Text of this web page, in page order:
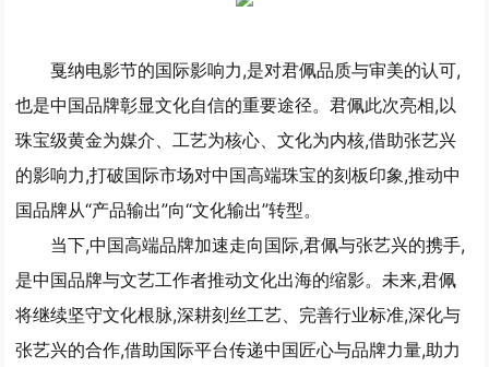
戛纳电影节的国际影响力,是对君佩品质与审美的认可,
也是中国品牌彰显文化自信的重要途径。君佩此次亮相,以
珠宝级黄金为媒介、工艺为核心、文化为内核,借助张艺兴
的影响力,打破国际市场对中国高端珠宝的刻板印象,推动中
国品牌从“产品输出”向“文化输出”转型。
当下,中国高端品牌加速走向国际,君佩与张艺兴的携手,
是中国品牌与文艺工作者推动文化出海的缩影。未来,君佩
将继续坚守文化根脉,深耕刻丝工艺、完善行业标准,深化与
张艺兴的合作,借助国际平台传递中国匠心与品牌力量,助力